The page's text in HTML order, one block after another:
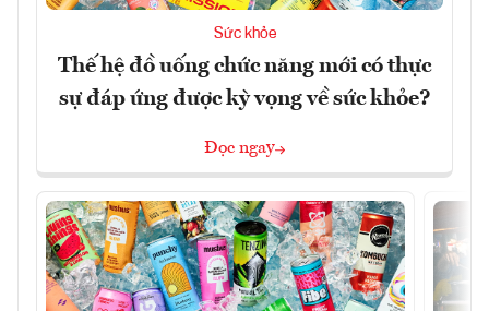
Sức khỏe
Thế hệ đồ uống chức năng mới có thực
sự đáp ứng được kỳ vọng về sức khỏe?
Đọc ngay